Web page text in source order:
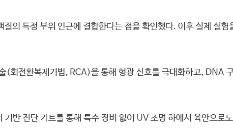
의 특정 부위 인근에 결합한다는 점을 확인했다. 이후 실제 실험
회전환복제기법, RCA)을 통해 형광 신호를 극대화하고, DNA
반 진단 키트를 통해 특수 장비 없이 UV 조명 하에서 육안으로